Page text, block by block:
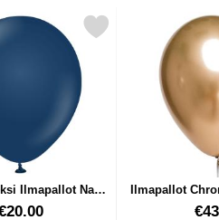
Ilmapallot Navy
100 kpl
Lateksi Ilmapallot Navy 100 kpl
Ilmapallot
100-
Tuote.nro 17891
Merkitse